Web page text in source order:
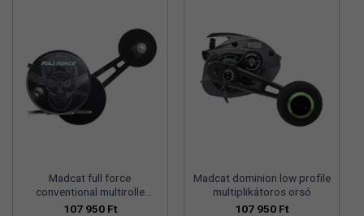
Madcat full force
conventional multirolle
multiplikátoros orsó
107 950 Ft
Madcat dominion low profile
multiplikátoros orsó
107 950 Ft